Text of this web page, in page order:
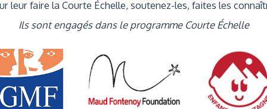
leur faire la Courte Échelle, soutenez-les, faites les
Ils sont engagés dans le programme Courte Échelle